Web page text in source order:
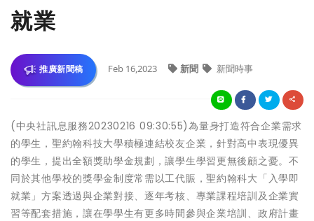
就業
推廣新聞稿 Feb 16,2023 新聞 新聞時事
(中央社訊息服務20230216 09:30:55)為量身打造符合企業需求
的學生，聖約翰科技大學積極連結校友企業，針對高中表現優異
的學生，提出全額獎助學金規劃，讓學生學習更無後顧之憂。不
同於其他學校的獎學金制度常需以工代賑，聖約翰科大「入學即
就業」方案透過與企業對接、逐年考核、專業課程培訓及企業實
習等配套措施，讓在學學生有更多時間參與企業培訓、政府計畫